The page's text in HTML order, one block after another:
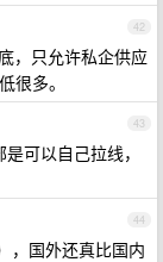
42
，只允许私企供应
很多。
43
可以自己拉线，
44
，国外还真比国内